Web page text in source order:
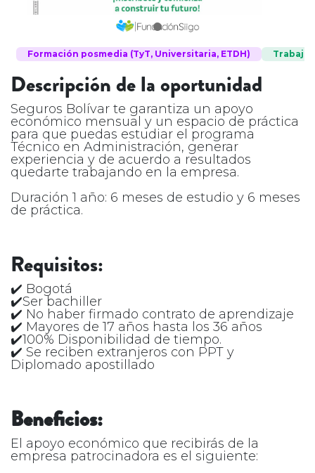
Formación posmedia (TyT, Universitaria, ETDH) Trabajo
Descripción de la oportunidad
Seguros Bolívar te garantiza un apoyo
económico mensual y un espacio de práctica
para que puedas estudiar el programa
Técnico en Administración, generar
experiencia y de acuerdo a resultados
quedarte trabajando en la empresa.
Duración 1 año: 6 meses de estudio y 6 meses
de práctica.
Requisitos:
✔️ Bogotá
✔️Ser bachiller
✔️ No haber firmado contrato de aprendizaje
✔️ Mayores de 17 años hasta los 36 años
✔️100% Disponibilidad de tiempo.
✔️ Se reciben extranjeros con PPT y
Diplomado apostillado
Beneficios:
El apoyo económico que recibirás de la
empresa patrocinadora es el siguiente: